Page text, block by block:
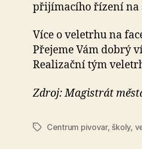
přijímacího řízení na
Více o veletrhu na
Přejeme Vám dobrý
Realizační tým
Zdroj: Magistrát
ŠtítkyCentrum pivovar, školy,